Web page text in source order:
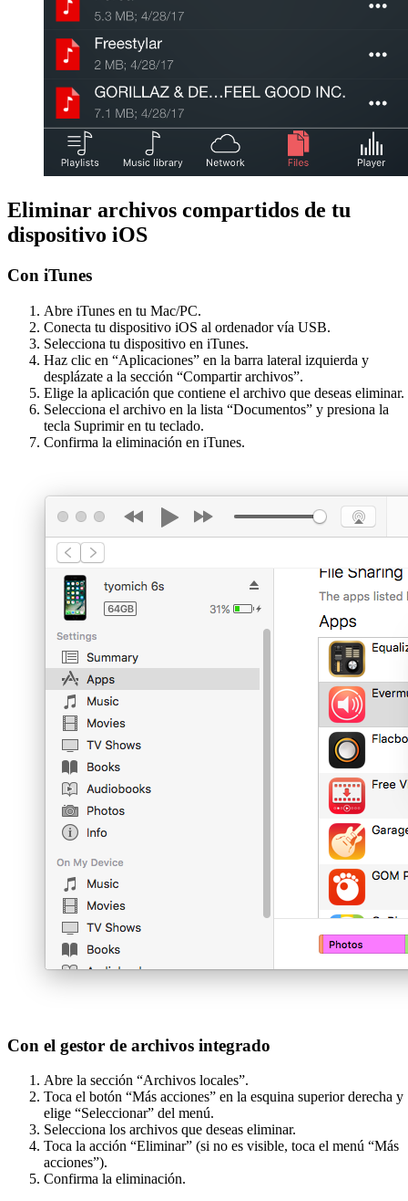
Eliminar archivos compartidos de tu
dispositivo iOS
Con iTunes
Abre iTunes en tu Mac/PC.
Conecta tu dispositivo iOS al ordenador vía USB.
Selecciona tu dispositivo en iTunes.
Haz clic en “Aplicaciones” en la barra lateral izquierda y
desplázate a la sección “Compartir archivos”.
Elige la aplicación que contiene el archivo que deseas eliminar.
Selecciona el archivo en la lista “Documentos” y presiona la
tecla Suprimir en tu teclado.
Confirma la eliminación en iTunes.
Con el gestor de archivos integrado
Abre la sección “Archivos locales”.
Toca el botón “Más acciones” en la esquina superior derecha y
elige “Seleccionar” del menú.
Selecciona los archivos que deseas eliminar.
Toca la acción “Eliminar” (si no es visible, toca el menú “Más
acciones”).
Confirma la eliminación.